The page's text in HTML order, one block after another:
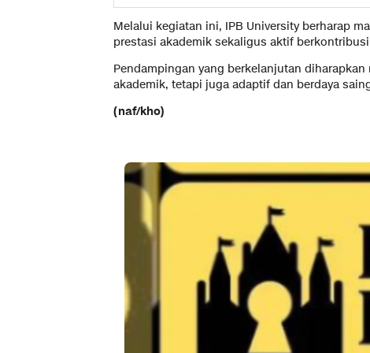
Melalui kegiatan ini, IPB University berharap
prestasi akademik sekaligus aktif
Pendampingan yang berkelanjutan
akademik, tetapi juga adaptif dan berdaya
(naf/kho)